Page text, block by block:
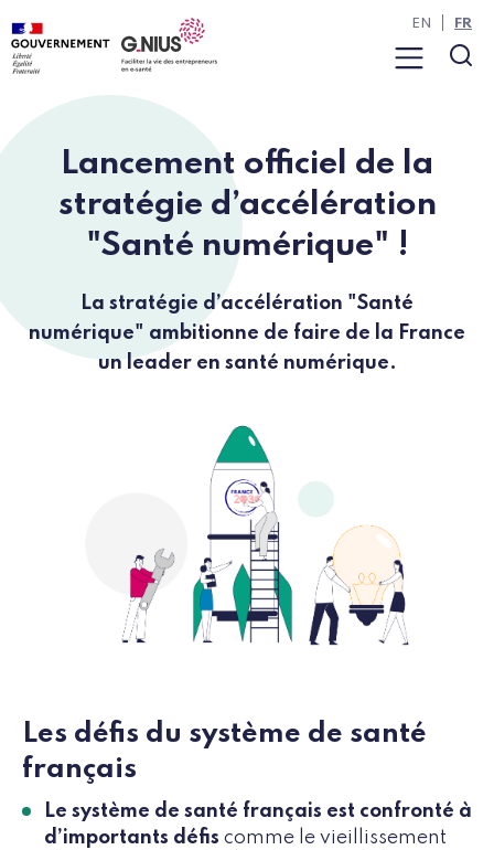
Panneau de gestion des cookies
Aller au contenu
Aller à la navigation
Menu
EN FR
Lancement officiel de la
stratégie d’accélération
"Santé numérique" !
La stratégie d’accélération "Santé
numérique" ambitionne de faire de la France
un leader en santé numérique.
Les défis du système de santé
français
Le système de santé français est confronté à
d’importants défis comme le vieillissement